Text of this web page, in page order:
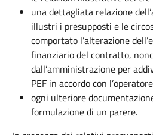
una dettagliata relazione
illustri i presupposti e le
comportato l’alterazione
finanziario del contratto,
dall’amministrazione per
PEF in accordo con
ogni ulteriore
formulazione di un parere.